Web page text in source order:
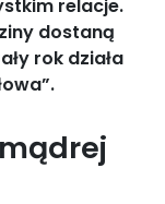
relacje.
dostaną
rok działa